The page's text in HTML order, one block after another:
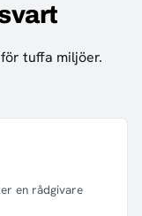
tuffa miljöer.
en rådgivare